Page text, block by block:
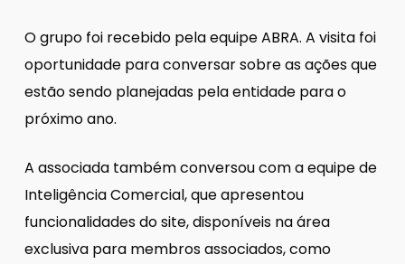
O grupo foi recebido pela equipe ABRA. A visita foi
oportunidade para conversar sobre as ações que
estão sendo planejadas pela entidade para o
próximo ano.
A associada também conversou com a equipe de
Inteligência Comercial, que apresentou
funcionalidades do site, disponíveis na área
exclusiva para membros associados, como